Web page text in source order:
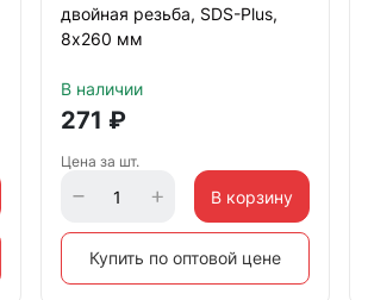
двойная резьба, SDS-Plus,
8х260 мм
В наличии
271 ₽
Цена за шт.
В корзину
Купить по оптовой цене